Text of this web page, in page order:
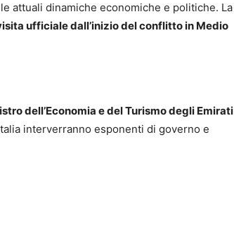
attuali dinamiche economiche e politiche. La
ufficiale dall’inizio del conflitto in Medio
dell’Economia e del Turismo degli Emirati
interverranno esponenti di governo e